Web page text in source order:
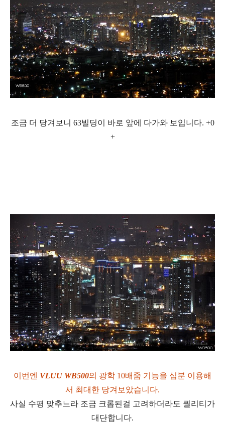
조금 더 당겨보니 63빌딩이 바로 앞에 다가와 보입니다. +0
+
이번엔 VLUU WB500의 광학 10배줌 기능을 십분 이용해
서 최대한 당겨보았습니다.
사실 수평 맞추느라 조금 크롭된걸 고려하더라도 퀄리티가
대단합니다.